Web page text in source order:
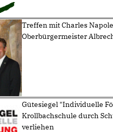
Treffen mit Charles
Oberbürgermeister
Gütesiegel "Individuelle
Krollbachschule durch
verliehen